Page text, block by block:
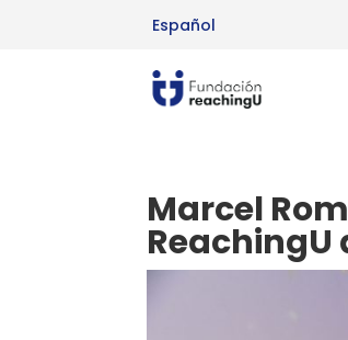
Español
Marcel
ReachingU